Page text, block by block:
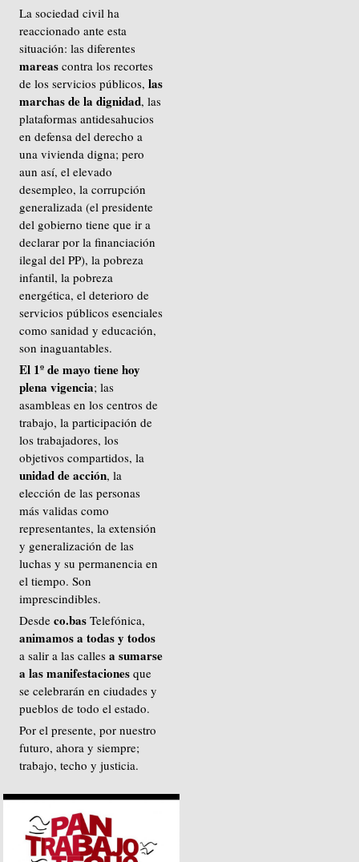
La sociedad civil ha
reaccionado ante esta
situación: las diferentes
mareas contra los recortes
de los servicios públicos,las
marchas de la dignidad, las
plataformas antidesahucios
en defensa del derecho a
una vivienda digna; pero
aun así, el elevado
desempleo, la corrupción
generalizada (el presidente
del gobierno tiene que ir a
declarar por la financiación
ilegal del PP), la pobreza
infantil, la pobreza
energética, el deterioro de
servicios públicos esenciales
como sanidad y educación,
son inaguantables.
El 1º de mayo tiene hoy
plena vigencia; las
asambleas en los centros de
trabajo, la participación de
los trabajadores, los
objetivos compartidos, la
unidad de acción, la
elección de las personas
más validas como
representantes, la extensión
y generalización de las
luchas y su permanencia en
el tiempo. Son
imprescindibles.
Desdeco.bas Telefónica,
animamos a todas y todos
a salir a las callesa sumarse
a las manifestacionesque
se celebrarán en ciudades y
pueblos de todo el estado.
Por el presente, por nuestro
futuro, ahora y siempre;
trabajo, techo y justicia.